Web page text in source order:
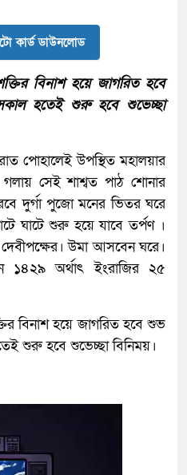
কার্ড ডাউনলোড
বিনাশ হয়ে জাগরিত হবে
হতেই শুরু হবে শুভেচ্ছা
পোহালেই উপস্থিত মহালয়ার
সেই শাশ্বত পাঠ শোনার
দুর্গা পুজো মনের ভিতর ঘরে
ঘাটে শুরু হয়ে যাবে তর্পণ ।
উমা আসবেন ঘরে।
অর্থাৎ ইংরাজির ২৫
বিনাশ হয়ে জাগরিত হবে শুভ
শুরু হবে শুভেচ্ছা বিনিময়।